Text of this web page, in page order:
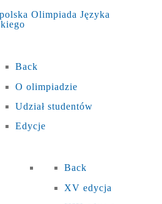
Olimpiada Języka
Back
O olimpiadzie
Udział studentów
Edycje
Back
XV edycja